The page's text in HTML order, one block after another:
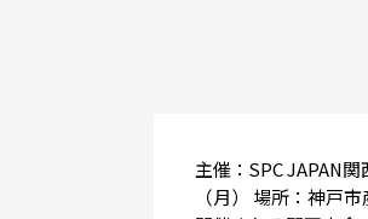
主催：SPC JAPAN
（月） 場所：神戸